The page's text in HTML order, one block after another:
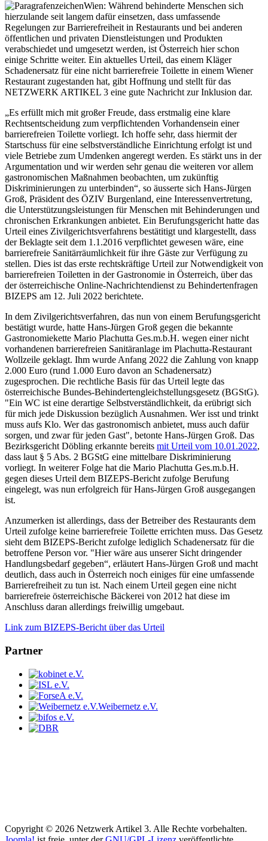
Wien: Während behinderte Menschen sich
hierzulande seit langem dafür einsetzen, dass umfassende
Regelungen zur Barrierefreiheit in Restaurants und bei anderen
öffentlichen und privaten Dienstleistungen und Produkten
verabschiedet und umgesetzt werden, ist Österreich hier schon
einige Schritte weiter. Ein aktuelles Urteil, das einem Kläger
Schadenersatz für eine nicht barrierefreie Toilette in einem Wiener
Restaurant zugestanden hat, gibt Hoffnung und stellt für das
NETZWERK ARTIKEL 3 eine gute Nachricht zur Inklusion dar.
„Es erfüllt mich mit großer Freude, dass erstmalig eine klare
Rechtsentscheidung zum verpflichtenden Vorhandensein einer
barrierefreien Toilette vorliegt. Ich hoffe sehr, dass hiermit der
Startschuss für eine selbstverständliche Einrichtung erfolgt ist und
viele Betriebe zum Umdenken angeregt werden. Es stärkt uns in der
Argumentation und wir werden sehr genau die weiteren vor allem
gastronomischen Maßnahmen beobachten, um zukünftig
Diskriminierungen zu unterbinden“, so äusserte sich Hans-Jürgen
Groß, Präsident des ÖZIV Burgenland, eine Interessenvertretung,
die Unterstützungsleistungen für Menschen mit Behinderungen und
chronischen Erkrankungen anbietet. Ein Berufungsgericht hatte das
Urteil eines Zivilgerichtsverfahrens bestätitigt und klargestellt, dass
der Beklagte seit dem 1.1.2016 verpflichtet gewesen wäre, eine
barrierefreie Sanitärräumlichkeit für ihre Gäste zur Verfügung zu
stellen. Dies ist das erste rechtskräftige Urteil zur Notwendigkeit von
barrierefreien Toiletten in der Gastronomie in Österreich, über das
der österreichische Online-Nachrichtendienst zu Behindertenfragen
BIZEPS am 12. Juli 2022 berichtete.
In dem Zivilgerichtsverfahren, das nun von einem Berufungsgericht
bestätigt wurde, hatte Hans-Jürgen Groß gegen die bekannte
Gastronomiekette Mario Plachutta Ges.m.b.H. wegen einer nicht
vorhandenen barrierefreien Sanitäranlage im Plachutta-Restaurant
Wollzeile geklagt. Ihm wurde Anfang 2022 die Zahlung von knapp
2.000 Euro (rund 1.000 Euro davon an Schadenersatz)
zugesprochen. Die rechtliche Basis für das Urteil legte das
österreichische Bundes-Behindertengleichstellungsgesetz (BGStG).
"Ein WC ist eine derartige Selbstverständlichkeit, da erübrigt sich
für mich jede Diskussion bezüglich Ausnahmen. Wer isst und trinkt
muss aufs Klo. Wer das gastronomisch anbietet, muss auch dafür
sorgen, und zwar für jeden Gast", betonte Hans-Jürgen Groß. Das
Bezirksgericht Döbling erkannte bereits mit Urteil vom 10.01.2022,
dass laut § 5 Abs. 2 BGStG eine mittelbare Diskriminierung
vorliegt. In weiterer Folge hat die Mario Plachutta Ges.m.b.H.
gegen dieses Urteil dem BIZEPS-Bericht zufolge Berufung
eingelegt, was nun erfolgreich für Hans-Jürgen Groß ausgegangen
ist.
Anzumerken ist allerdings, dass der Betreiber des Restaurants dem
Urteil zufolge keine barrierefreie Toilette errichten muss. Das Gesetz
sieht dem BIZEPS-Bericht zufolge lediglich Schadenersatz für die
betroffene Person vor. "Hier wäre aus unserer Sicht dringender
Handlungsbedarf gegeben“, erläutert Hans-Jürgen Groß und macht
deutlich, dass auch in Österreich noch einiges für eine umfassende
Barrierefreiheit zu tun ist. Nach einem Urteil gegen eine nicht
barrierefreie österreichische Bäckerei von 2012 hat diese im
Anschluss daran allerdings freiwillig umgebaut.
Link zum BIZEPS-Bericht über das Urteil
Partner
Weibernetz e.V.
Copyright © 2026 Netzwerk Artikel 3. Alle Rechte vorbehalten.